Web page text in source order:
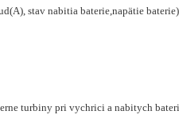
stav nabitia baterie,napätie baterie)
turbiny pri vychrici a nabitych